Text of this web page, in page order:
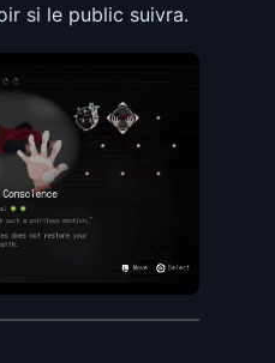
si le public suivra.